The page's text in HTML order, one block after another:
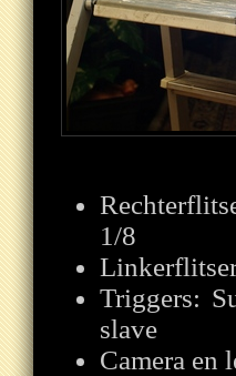
1/8
Triggers:
slave
Camera en